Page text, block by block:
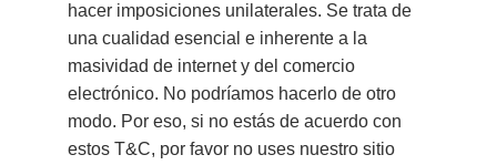
hacer imposiciones unilaterales. Se trata de
una cualidad esencial e inherente a la
masividad de internet y del comercio
electrónico. No podríamos hacerlo de otro
modo. Por eso, si no estás de acuerdo con
estos T&C, por favor no uses nuestro sitio